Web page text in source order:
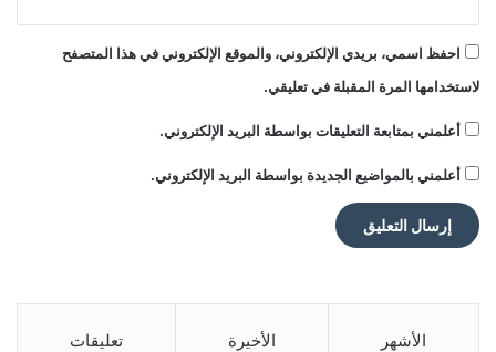
احفظ اسمي، بريدي الإلكتروني، والموقع الإلكتروني في هذا المتصفح
لاستخدامها المرة المقبلة في تعليقي.
أعلمني بمتابعة التعليقات بواسطة البريد الإلكتروني.
أعلمني بالمواضيع الجديدة بواسطة البريد الإلكتروني.
الأشهر الأخيرة تعليقات